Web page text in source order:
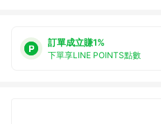
訂單成立賺1%
下單享LINE POINTS點數